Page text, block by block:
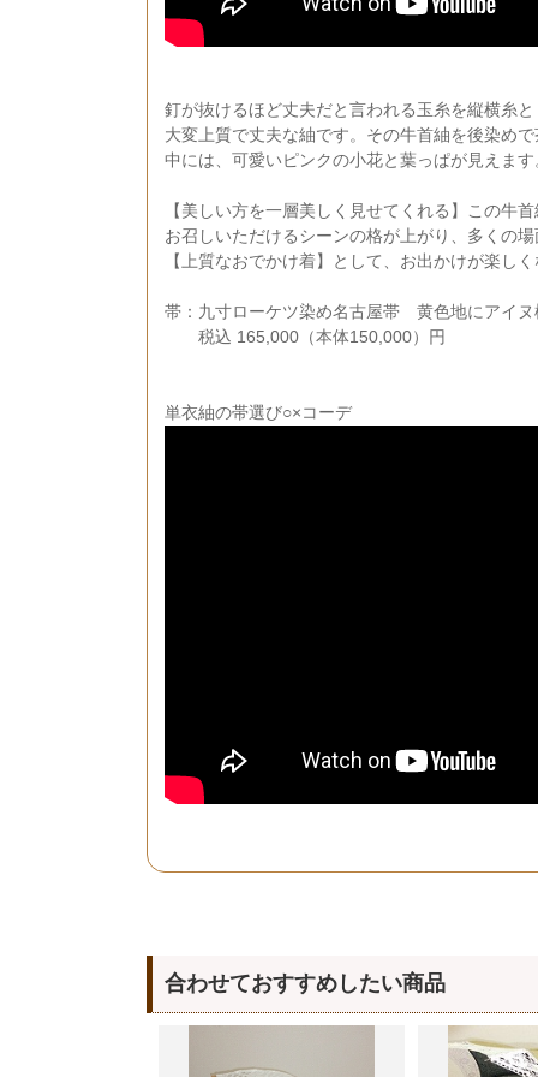
釘が抜けるほど丈夫だと言われる玉糸を縦横糸
大変上質で丈夫な紬です。その牛首紬を後染め
中には、可愛いピンクの小花と葉っぱが見えま
【美しい方を一層美しく見せてくれる】この牛
お召しいただけるシーンの格が上がり、多くの
【上質なおでかけ着】として、お出かけが楽し
帯：九寸ローケツ染め名古屋帯 黄色地にアイ
税込 165,000（本体150,000）円
単衣紬の帯選び○×コーデ
合わせておすすめしたい商品